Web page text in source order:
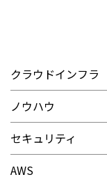
クラウドインフラ
ノウハウ
セキュリティ
AWS